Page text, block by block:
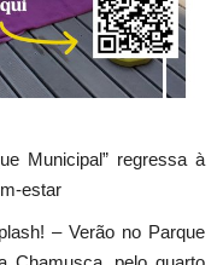
Municipal” regressa à
estar
– Verão no Parque